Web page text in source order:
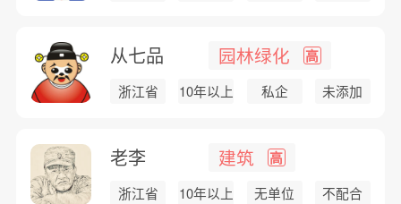
从七品 园林绿化 高
浙江省 10年以上 私企 未添加
老李 建筑 高
浙江省 10年以上 无单位 不配合